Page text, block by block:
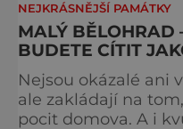
NEJKRÁSNĚJŠÍ PAMÁTKY
MALÝ BĚLOHRAD
BUDETE CÍTIT
Nejsou okázalé ani
ale zakládají na
pocit domova. A i